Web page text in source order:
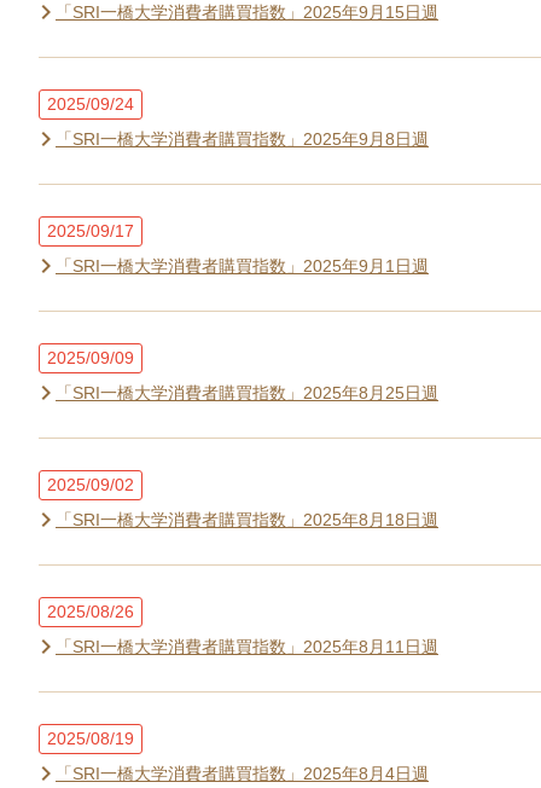
「SRI一橋大学消費者購買指数」2025年9月15日週
2025/09/24
「SRI一橋大学消費者購買指数」2025年9月8日週
2025/09/17
「SRI一橋大学消費者購買指数」2025年9月1日週
2025/09/09
「SRI一橋大学消費者購買指数」2025年8月25日週
2025/09/02
「SRI一橋大学消費者購買指数」2025年8月18日週
2025/08/26
「SRI一橋大学消費者購買指数」2025年8月11日週
2025/08/19
「SRI一橋大学消費者購買指数」2025年8月4日週